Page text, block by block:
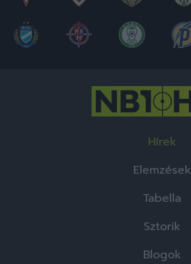
Hírek
Elemzések
Tabella
Sztorik
Blogok